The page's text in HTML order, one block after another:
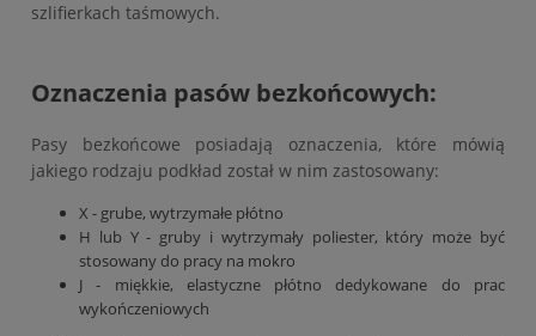
szlifierkach taśmowych.
Oznaczenia pasów bezkońcowych:
Pasy bezkońcowe posiadają oznaczenia, które mówią
jakiego rodzaju podkład został w nim zastosowany:
X - grube, wytrzymałe płótno
H lub Y - gruby i wytrzymały poliester, który może być
stosowany do pracy na mokro
J - miękkie, elastyczne płótno dedykowane do prac
wykończeniowych